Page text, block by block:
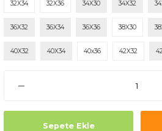
32X34 32X36 34X30 34X32
36X32 36X34 36X36 38X30
40X32 40X34 40x36 42X32
Sepete Ekle